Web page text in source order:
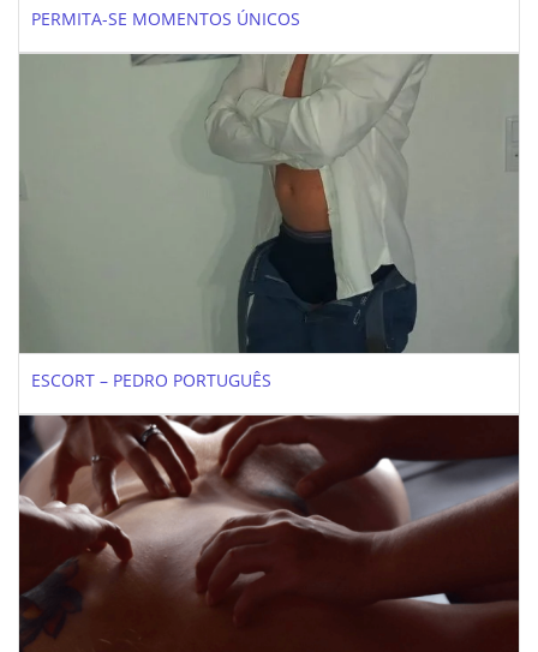
PERMITA-SE MOMENTOS ÚNICOS
ESCORT – PEDRO PORTUGUÊS